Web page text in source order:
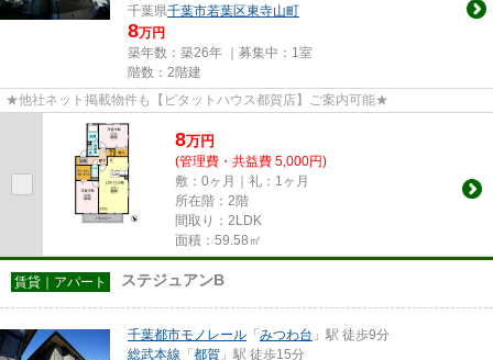
千葉県千葉市若葉区東寺山町
8万円
築年数：築26年 ｜募集中： 1室
階数：2階建
★他社ネット掲載物件も【ピタットハウス都賀店】ご案内可能★
8万円
(管理費・共益費 5,000円)
敷：0ヶ月｜礼：1ヶ月
所在階：2階
間取り：2LDK
面積：59.58㎡
賃貸｜アパート ステジュアンB
千葉都市モノレール 「 みつわ台 」駅 徒歩9分
総武本線 「 都賀 」駅 徒歩15分